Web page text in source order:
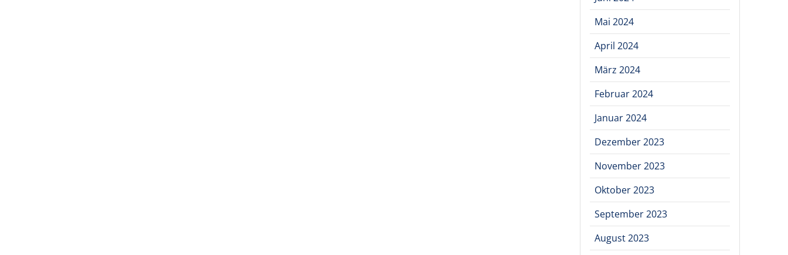
Mai 2024
April 2024
März 2024
Februar 2024
Januar 2024
Dezember 2023
November 2023
Oktober 2023
September 2023
August 2023